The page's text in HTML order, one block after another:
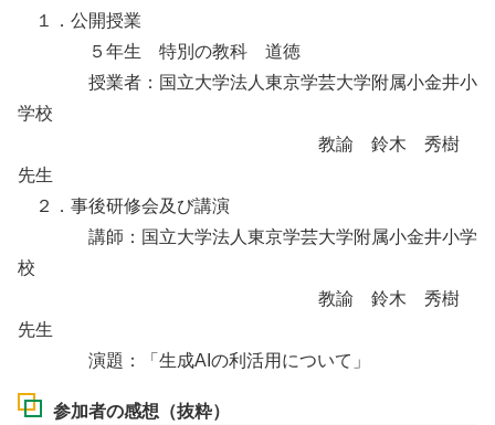
１．公開授業
５年生 特別の教科 道徳
授業者：国立大学法人東京学芸大学附属小金井小
学校
教諭 鈴木 秀樹
先生
２．事後研修会及び講演
講師：国立大学法人東京学芸大学附属小金井小学
校
教諭 鈴木 秀樹
先生
演題：「生成AIの利活用について」
参加者の感想（抜粋）